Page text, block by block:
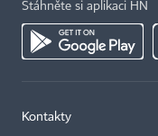
Stáhněte si aplikaci HN
Kontakty